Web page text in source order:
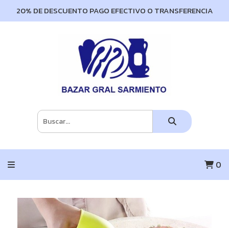
20% DE DESCUENTO PAGO EFECTIVO O TRANSFERENCIA
0